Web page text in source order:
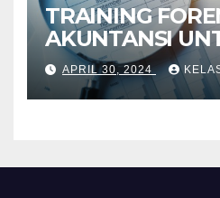
TRAINING
AKUNTANSI
INVESTIGATIF
APRIL 30, 2024